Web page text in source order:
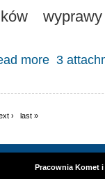
more 3
› last »
Pracownia Komet